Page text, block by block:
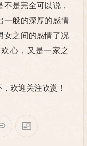
是完全可以说，
一般的深厚的感情
女之间的感情了况
心，又是一家之
欢迎关注欣赏！